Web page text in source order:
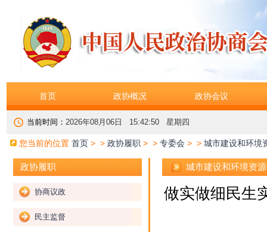
首页 政协概况 政协会议
当前时间： 2026年08月06日 15:42:51 星期四
您当前的位置 首页 > > 政协履职 > > 专委会 > > 城市建设和环境
政协履职
协商议政
民主监督
城市建设和环境资
做实做细民生